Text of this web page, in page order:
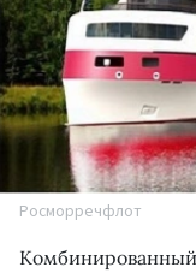
Росморречфлот